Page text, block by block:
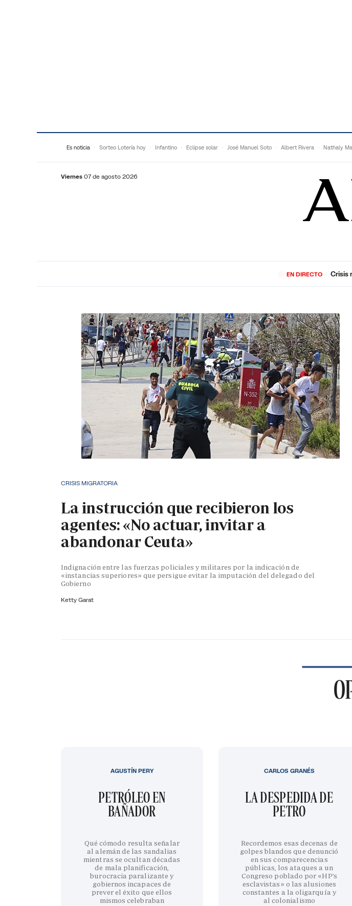
Es noticia Sorteo Lotería hoy Infantino Eclipse solar José Manuel Soto Albert Rivera Nathaly
Viernes 07 de agosto 2026
ECONOMÍADEPORTES
EN DIRECTO Crisis
CRISIS MIGRATORIA
La instrucción que recibieron los
agentes: «No actuar, invitar a
abandonar Ceuta»
Indignación entre las fuerzas policiales y militares por la indicación de
«instancias superiores» que persigue evitar la imputación del delegado del
Gobierno
Ketty Garat
PETRÓLEO EN
BAÑADOR
Qué cómodo resulta señalar
al alemán de las sandalias
mientras se ocultan décadas
de mala planificación,
burocracia paralizante y
gobiernos incapaces de
prever el éxito que ellos
mismos celebraban
AGUSTÍN PERY
LA DESPEDIDA DE
PETRO
Recordemos esas decenas de
golpes blandos que denunció
en sus comparecencias
públicas, los ataques a un
Congreso poblado por «HP’s
esclavistas» o las alusiones
constantes a la oligarquía y
al colonialismo
CARLOS GRANÉS